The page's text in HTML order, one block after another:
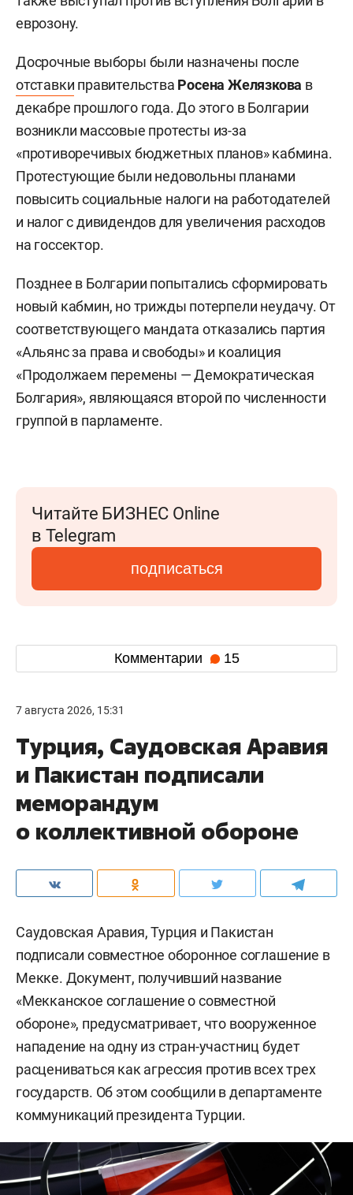
еврозону.
Досрочные выборы были назначены после
отставки правительства Росена Желязкова в
декабре прошлого года. До этого в Болгарии
возникли массовые протесты из-за
«противоречивых бюджетных планов» кабмина.
Протестующие были недовольны планами
повысить социальные налоги на работодателей
и налог с дивидендов для увеличения расходов
на госсектор.
Позднее в Болгарии попытались сформировать
новый кабмин, но трижды потерпели неудачу. От
соответствующего мандата отказались партия
«Альянс за права и свободы» и коалиция
«Продолжаем перемены — Демократическая
Болгария», являющаяся второй по численности
группой в парламенте.
Читайте БИЗНЕС Online
в Telegram
подписаться
Комментарии 15
7 августа 2026, 15:31
Турция, Саудовская Аравия
и Пакистан подписали
меморандум
о коллективной обороне
Саудовская Аравия, Турция и Пакистан
подписали совместное оборонное соглашение в
Мекке. Документ, получивший название
«Мекканское соглашение о совместной
обороне», предусматривает, что вооруженное
нападение на одну из стран-участниц будет
расцениваться как агрессия против всех трех
государств. Об этом сообщили в департаменте
коммуникаций президента Турции.